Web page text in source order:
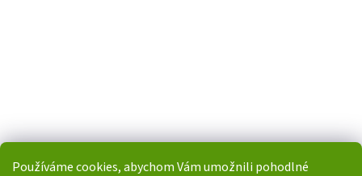
Používáme cookies, abychom Vám umožnili pohodlné